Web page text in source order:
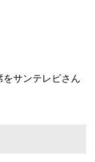
サンテレビさん